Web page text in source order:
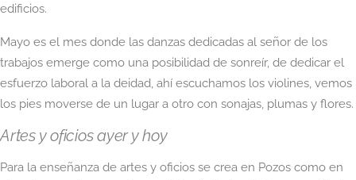
edificios.
Mayo es el mes donde las danzas dedicadas al señor de los
trabajos emerge como una posibilidad de sonreír, de dedicar el
esfuerzo laboral a la deidad, ahí escuchamos los violines, vemos
los pies moverse de un lugar a otro con sonajas, plumas y flores.
Artes y oficios ayer y hoy
Para la enseñanza de artes y oficios se crea en Pozos como en